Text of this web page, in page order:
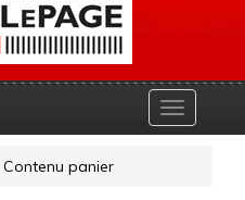
Toggle
Contenu panier